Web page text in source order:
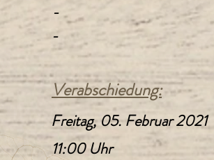
-
-
Verabschiedung:
Freitag, 05. Februar 2021
11:00 Uhr